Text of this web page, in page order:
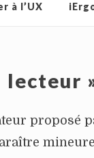
à l’UX
proposé